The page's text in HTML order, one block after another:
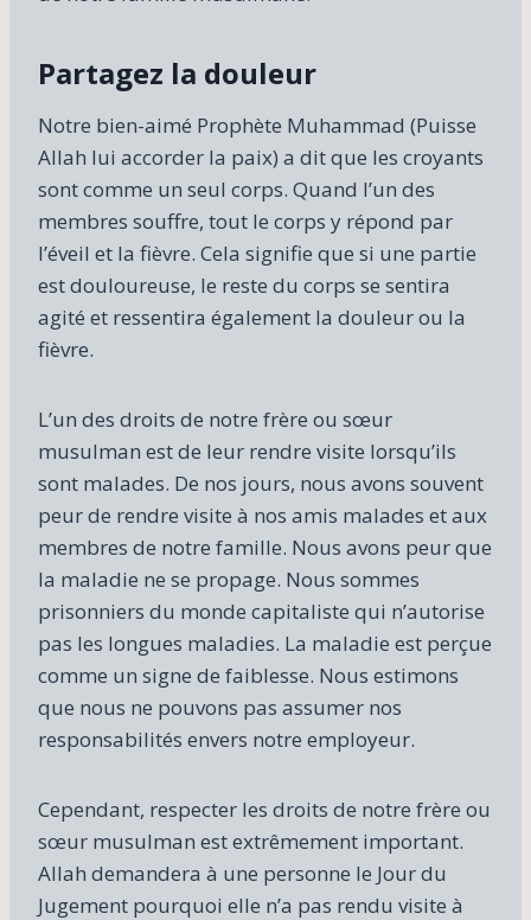
Partagez la douleur
Notre bien-aimé Prophète Muhammad (Puisse
Allah lui accorder la paix) a dit que les croyants
sont comme un seul corps. Quand l’un des
membres souffre, tout le corps y répond par
l’éveil et la fièvre. Cela signifie que si une partie
est douloureuse, le reste du corps se sentira
agité et ressentira également la douleur ou la
fièvre.
L’un des droits de notre frère ou sœur
musulman est de leur rendre visite lorsqu’ils
sont malades. De nos jours, nous avons souvent
peur de rendre visite à nos amis malades et aux
membres de notre famille. Nous avons peur que
la maladie ne se propage. Nous sommes
prisonniers du monde capitaliste qui n’autorise
pas les longues maladies. La maladie est perçue
comme un signe de faiblesse. Nous estimons
que nous ne pouvons pas assumer nos
responsabilités envers notre employeur.
Cependant, respecter les droits de notre frère ou
sœur musulman est extrêmement important.
Allah demandera à une personne le Jour du
Jugement pourquoi elle n’a pas rendu visite à